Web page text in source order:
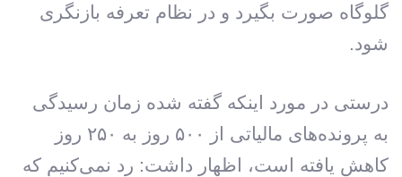
گلوگاه صورت بگیرد و در نظام تعرفه بازنگری
شود.
درستی در مورد اینکه گفته شده زمان رسیدگی
به پرونده‌های مالیاتی از ۵۰۰ روز به ۲۵۰ روز
کاهش یافته است، اظهار داشت: رد نمی‌کنیم که